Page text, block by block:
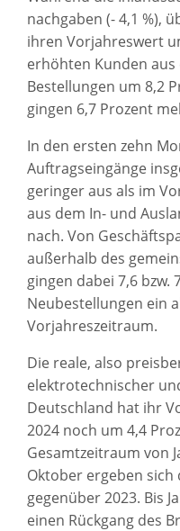
nachgaben (- 4,1 %),
ihren Vorjahreswert
erhöhten Kunden
Bestellungen um 8,2
gingen 6,7 Prozent
In den ersten zehn
Auftragseingänge
geringer aus als im
aus dem In- und
nach. Von
außerhalb des
gingen dabei 7,6 bzw.
Neubestellungen ein
Vorjahreszeitraum.
Die reale, also
elektrotechnischer
Deutschland hat ihr
2024 noch um 4,4
Gesamtzeitraum von
Oktober ergeben
gegenüber 2023. Bis
einen Rückgang des